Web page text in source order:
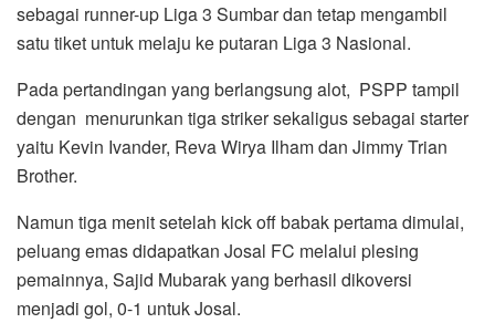
sebagai runner-up Liga 3 Sumbar dan tetap mengambil
satu tiket untuk melaju ke putaran Liga 3 Nasional.
Pada pertandingan yang berlangsung alot, PSPP tampil
dengan menurunkan tiga striker sekaligus sebagai starter
yaitu Kevin Ivander, Reva Wirya Ilham dan Jimmy Trian
Brother.
Namun tiga menit setelah kick off babak pertama dimulai,
peluang emas didapatkan Josal FC melalui plesing
pemainnya, Sajid Mubarak yang berhasil dikoversi
menjadi gol, 0-1 untuk Josal.